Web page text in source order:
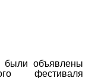
были объявлены
фестиваля